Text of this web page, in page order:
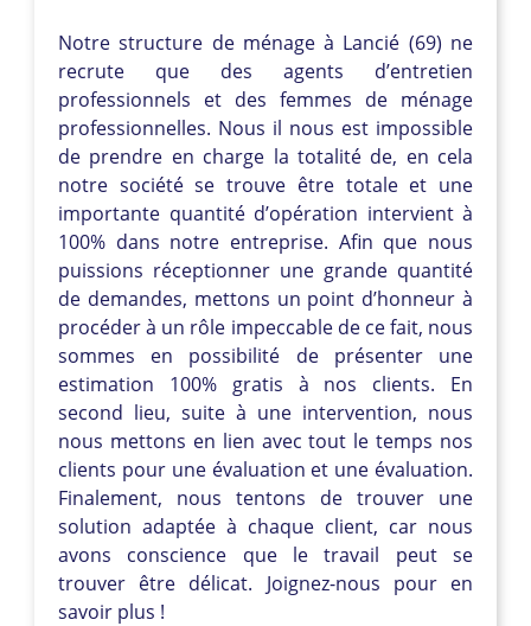
Notre structure de ménage à Lancié (69) ne
recrute que des agents d’entretien
professionnels et des femmes de ménage
professionnelles. Nous il nous est impossible
de prendre en charge la totalité de, en cela
notre société se trouve être totale et une
importante quantité d’opération intervient à
100% dans notre entreprise. Afin que nous
puissions réceptionner une grande quantité
de demandes, mettons un point d’honneur à
procéder à un rôle impeccable de ce fait, nous
sommes en possibilité de présenter une
estimation 100% gratis à nos clients. En
second lieu, suite à une intervention, nous
nous mettons en lien avec tout le temps nos
clients pour une évaluation et une évaluation.
Finalement, nous tentons de trouver une
solution adaptée à chaque client, car nous
avons conscience que le travail peut se
trouver être délicat. Joignez-nous pour en
savoir plus !